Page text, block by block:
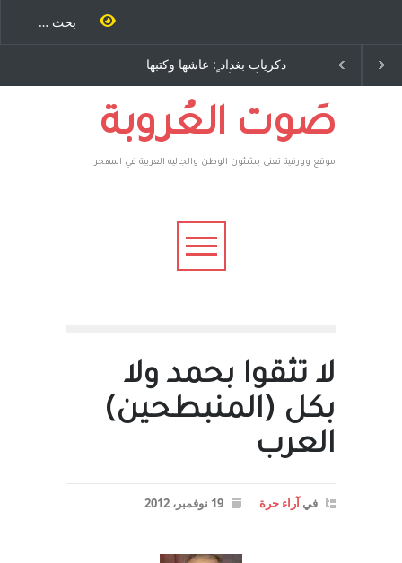
دكريات بغداد ٍ: عاشها وكتبها
:وليد رباح – نيوجرسي –
الولايات المتحدة الامريكية
كتب
يقهر
صَوت العُروبة
موقع وورقية تعنى بشئون الوطن والجاليه العربية في المهجر
لا تثقوا بحمد ولا
بكل (المنبطحين)
العرب
فيآراء حرة 19 نوفمبر، 2012